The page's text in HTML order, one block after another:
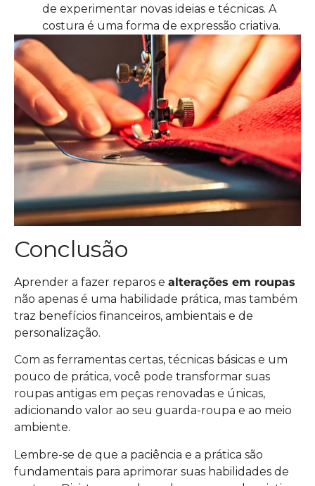
de experimentar novas ideias e técnicas. A
costura é uma forma de expressão criativa.
Conclusão
Aprender a fazer reparos e alterações em roupas
não apenas é uma habilidade prática, mas também
traz benefícios financeiros, ambientais e de
personalização.
Com as ferramentas certas, técnicas básicas e um
pouco de prática, você pode transformar suas
roupas antigas em peças renovadas e únicas,
adicionando valor ao seu guarda-roupa e ao meio
ambiente.
Lembre-se de que a paciência e a prática são
fundamentais para aprimorar suas habilidades de